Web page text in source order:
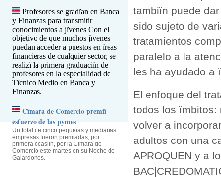
Profesores se gradïan en Banca
y Finanzas para transmitir
conocimientos a jïvenes Con el
objetivo de que muchos jïvenes
puedan acceder a puestos en ïreas
financieras de cualquier sector, se
realizï la primera graduaciïn de
profesores en la especialidad de
Tïcnico Medio en Banca y
Finanzas.
Cïmara de Comercio premiï
esfuerzo de las pymes
Un total de cinco pequeïas y medianas
empresas fueron premiadas, por
primera ocasiïn, por la Cïmara de
Comercio este martes en su Noche de
Galardones.
tambiïn puede
sido sujeto de
tratamientos
paralelo a la
les ha ayudado a
El enfoque del
todos los ïmbitos:
volver a
adultos con una
APROQUEN y a